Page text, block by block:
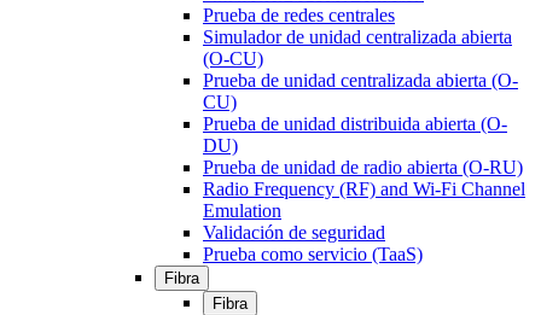
Prueba de redes centrales
Simulador de unidad centralizada abierta
(O-CU)
Prueba de unidad centralizada abierta (O-
CU)
Prueba de unidad distribuida abierta (O-
DU)
Prueba de unidad de radio abierta (O-RU)
Radio Frequency (RF) and Wi-Fi Channel
Emulation
Validación de seguridad
Prueba como servicio (TaaS)
Fibra
Fibra